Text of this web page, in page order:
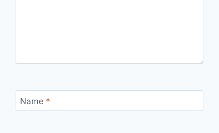
Name *